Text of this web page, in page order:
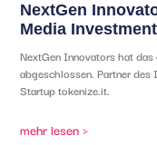
NextGen
Media
NextGen Innovators hat
abgeschlossen. Partner
Startup tokenize.it.
mehr lesen >